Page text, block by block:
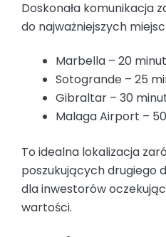
Doskonała komunikacja
do najważniejszych
Marbella – 20 minut
Sotogrande – 25
Gibraltar – 30
Malaga Airport –
To idealna lokalizacja
poszukujących drugiego
dla inwestorów
wartości.